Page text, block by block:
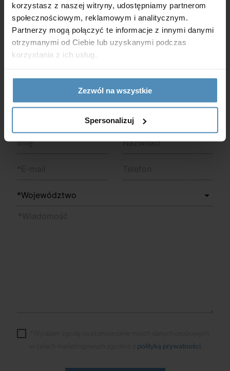
korzystasz z naszej witryny, udostępniamy partnerom
społecznościowym, reklamowym i analitycznym.
Partnerzy mogą połączyć te informacje z innymi danymi
otrzymanymi od Ciebie lub uzyskanymi podczas
korzystania z ich usług.
Zezwól na wszystkie
Spersonalizuj
Jeśli masz jakiekolwiek pytania, uwagi lub sugestie,
chętnie Ci pomożemy. Wypełnij poniższy formularz
kontaktowy, a postaramy się odpowiedzieć na Twoją
wiadomość jak najszybciej.
polityką prywatności